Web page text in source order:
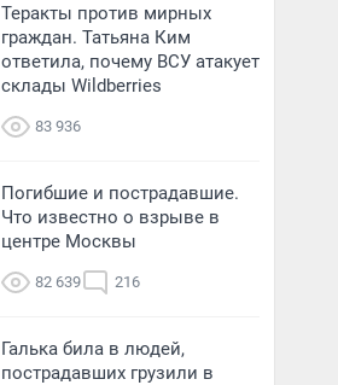
Теракты против мирных
граждан. Татьяна Ким
ответила, почему ВСУ атакует
склады Wildberries
83 936
Погибшие и пострадавшие.
Что известно о взрыве в
центре Москвы
82 639 216
Галька била в людей,
пострадавших грузили в